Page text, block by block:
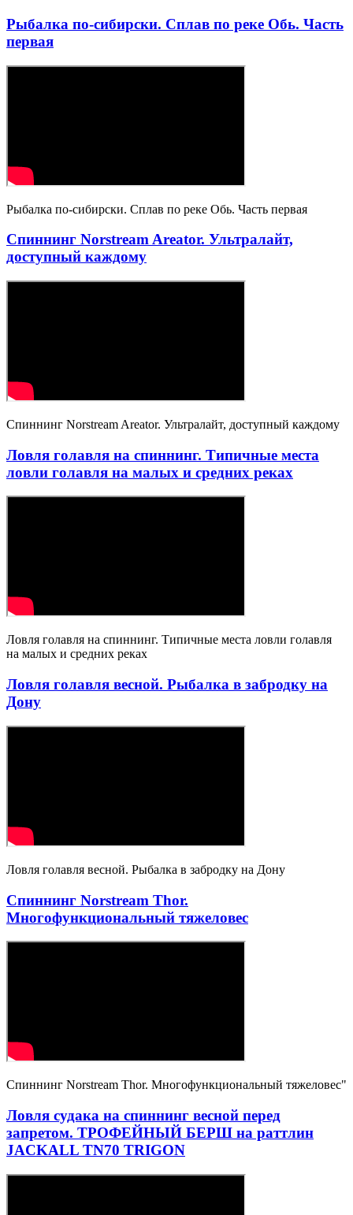
Рыбалка по-сибирски. Сплав по реке Обь. Часть
первая
Рыбалка по-сибирски. Сплав по реке Обь. Часть первая
Спиннинг Norstream Areator. Ультралайт,
доступный каждому
Спиннинг Norstream Areator. Ультралайт, доступный каждому
Ловля голавля на спиннинг. Типичные места
ловли голавля на малых и средних реках
Ловля голавля на спиннинг. Типичные места ловли голавля
на малых и средних реках
Ловля голавля весной. Рыбалка в забродку на
Дону
Ловля голавля весной. Рыбалка в забродку на Дону
Спиннинг Norstream Thor.
Многофункциональный тяжеловес
Спиннинг Norstream Thor. Многофункциональный тяжеловес"
Ловля судака на спиннинг весной перед
запретом. ТРОФЕЙНЫЙ БЕРШ на раттлин
JACKALL TN70 TRIGON